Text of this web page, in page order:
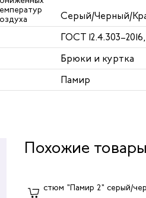
Серый/Черный/
ГОСТ
Брюки и куртка
Памир
Похожие товары